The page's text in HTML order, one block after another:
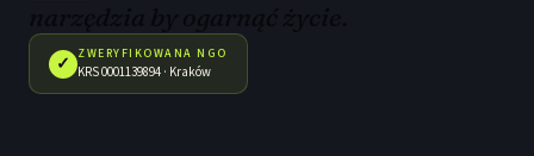
✓ ZWERYFIKOWANA NGO
KRS 0001139894 · Kraków